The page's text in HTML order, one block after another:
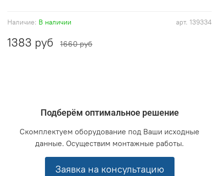
арт. 139334
Наличие: В наличии
1383 руб 1660 руб
Подберём оптимальное решение
Скомплектуем оборудование под Ваши исходные
данные. Осуществим монтажные работы.
Заявка на консультацию